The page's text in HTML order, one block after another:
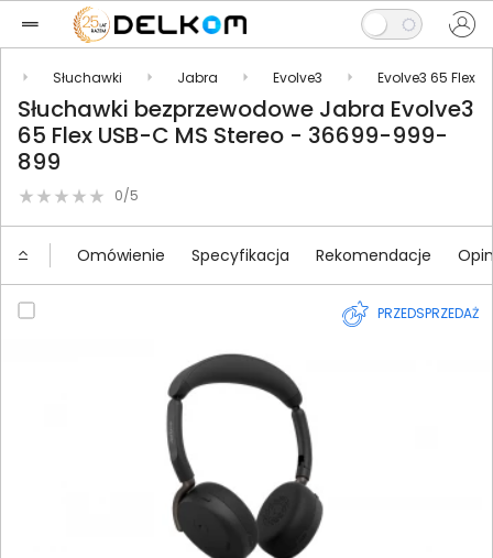
Słuchawki Jabra Evolve3 Evolve3 65 Flex
Słuchawki bezprzewodowe Jabra Evolve3
65 Flex USB-C MS Stereo - 36699-999-
899
0/5
Omówienie Specyfikacja Rekomendacje
PRZEDSPRZEDAŻ